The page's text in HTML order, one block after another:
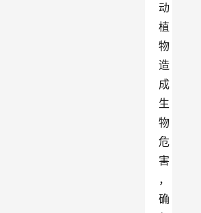
动
植
物
造
成
生
物
危
害
，
确